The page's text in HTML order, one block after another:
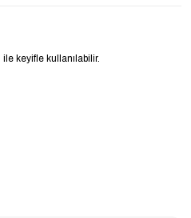
keyifle kullanılabilir.